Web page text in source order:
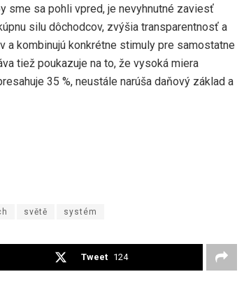
sme sa pohli vpred, je nevyhnutné zaviesť
silu dôchodcov, zvýšia transparentnosť a
kombinujú konkrétne stimuly pre samostatne
tiež poukazuje na to, že vysoká miera
35 %, neustále narúša daňový základ a
světě systém
Tweet 124